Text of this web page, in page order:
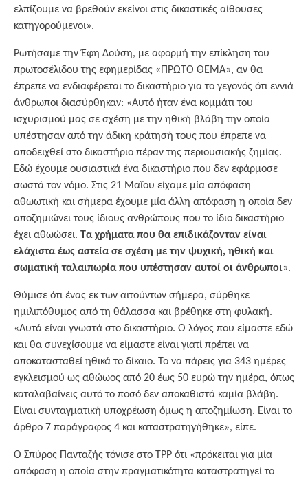
ελπίζουμε να βρεθούν εκείνοι στις δικαστικές αίθουσες
κατηγορούμενοι».
Ρωτήσαμε την Έφη Δούση, με αφορμή την επίκληση του
πρωτοσέλιδου της εφημερίδας «ΠΡΩΤΟ ΘΕΜΑ», αν θα
έπρεπε να ενδιαφέρεται το δικαστήριο για το γεγονός ότι εννιά
άνθρωποι διασύρθηκαν: «Αυτό ήταν ένα κομμάτι του
ισχυρισμού μας σε σχέση με την ηθική βλάβη την οποία
υπέστησαν από την άδικη κράτησή τους που έπρεπε να
αποδειχθεί στο δικαστήριο πέραν της περιουσιακής ζημίας.
Εδώ έχουμε ουσιαστικά ένα δικαστήριο που δεν εφάρμοσε
σωστά τον νόμο. Στις 21 Μαΐου είχαμε μία απόφαση
αθωωτική και σήμερα έχουμε μία άλλη απόφαση η οποία δεν
αποζημιώνει τους ίδιους ανθρώπους που το ίδιο δικαστήριο
έχει αθωώσει. Τα χρήματα που θα επιδικάζονταν είναι
ελάχιστα έως αστεία σε σχέση με την ψυχική, ηθική και
σωματική ταλαιπωρία που υπέστησαν αυτοί οι άνθρωποι».
Θύμισε ότι ένας εκ των αιτούντων σήμερα, σύρθηκε
ημιλιπόθυμος από τη θάλασσα και βρέθηκε στη φυλακή.
«Αυτά είναι γνωστά στο δικαστήριο. Ο λόγος που είμαστε εδώ
και θα συνεχίσουμε να είμαστε είναι γιατί πρέπει να
αποκατασταθεί ηθικά το δίκαιο. Το να πάρεις για 343 ημέρες
εγκλεισμού ως αθώωος από 20 έως 50 ευρώ την ημέρα, όπως
καταλαβαίνεις αυτό το ποσό δεν αποκαθιστά καμία βλάβη.
Είναι συνταγματική υποχρέωση όμως η αποζημίωση. Είναι το
άρθρο 7 παράγραφος 4 και καταστρατηγήθηκε», είπε.
Ο Σπύρος Πανταζής τόνισε στο TPP ότι «πρόκειται για μία
απόφαση η οποία στην πραγματικότητα καταστρατηγεί το